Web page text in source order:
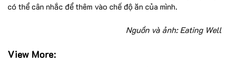
có thể cân nhắc để thêm vào chế độ ăn của mình.
Nguồn và ảnh: Eating Well
View More: